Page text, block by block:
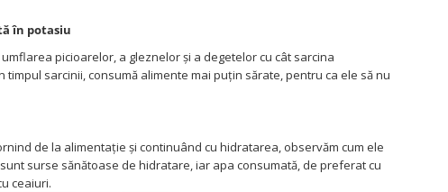
în potasiu
picioarelor, a gleznelor și a degetelor cu cât sarcina
sarcinii, consumă alimente mai puțin sărate, pentru ca ele să nu
de la alimentație și continuând cu hidratarea, observăm cum ele
surse sănătoase de hidratare, iar apa consumată, de preferat cu
ceaiuri.